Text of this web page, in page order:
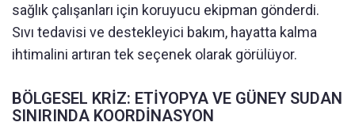
sağlık çalışanları için koruyucu ekipman gönderdi.
Sıvı tedavisi ve destekleyici bakım, hayatta kalma
ihtimalini artıran tek seçenek olarak görülüyor.
BÖLGESEL KRİZ: ETİYOPYA VE GÜNEY SUDAN
SINIRINDA KOORDİNASYON